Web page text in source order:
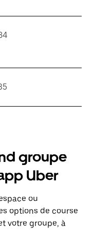
groupe
Uber
ou
options de course
votre groupe, à